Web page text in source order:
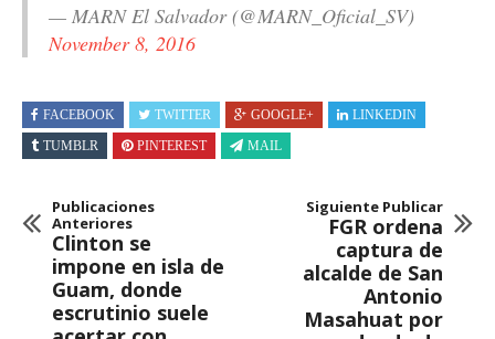
— MARN El Salvador (@MARN_Oficial_SV)
November 8, 2016
FACEBOOK TWITTER GOOGLE+
LINKEDIN
TUMBLR
PINTEREST MAIL
Publicaciones
Anteriores
Clinton se
impone en isla de
Guam, donde
escrutinio suele
Siguiente Publicar
FGR ordena
captura de
alcalde de San
Antonio
Masahuat por